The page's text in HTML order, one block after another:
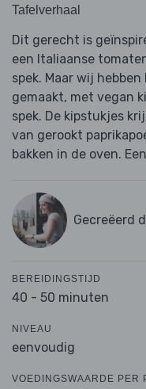
Tafelverhaal
Dit gerecht is
een Italiaanse
spek. Maar wij
gemaakt, met vegan
spek. De kipstukjes
van gerookt
bakken in de oven.
Gecreëerd
BEREIDINGSTIJD
40 - 50 minuten
NIVEAU
eenvoudig
VOEDINGSWAARDE PER